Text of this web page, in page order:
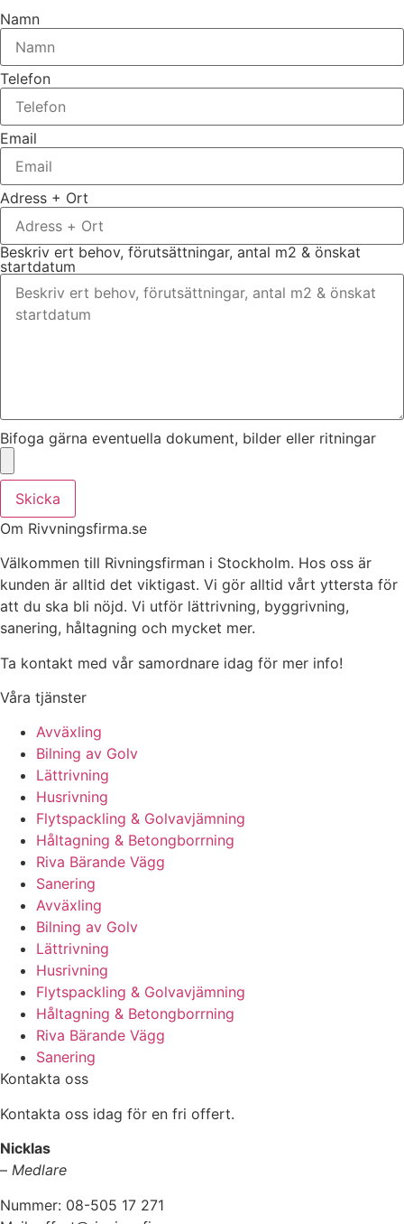
Namn
Telefon
Email
Adress + Ort
Beskriv ert behov, förutsättningar, antal m2 & önskat
startdatum
Bifoga gärna eventuella dokument, bilder eller ritningar
Skicka
Om Rivvningsfirma.se
Välkommen till Rivningsfirman i Stockholm. Hos oss är
kunden är alltid det viktigast. Vi gör alltid vårt yttersta för
att du ska bli nöjd. Vi utför lättrivning, byggrivning,
sanering, håltagning och mycket mer.
Ta kontakt med vår samordnare idag för mer info!
Våra tjänster
Avväxling
Bilning av Golv
Lättrivning
Husrivning
Flytspackling & Golvavjämning
Håltagning & Betongborrning
Riva Bärande Vägg
Sanering
Avväxling
Bilning av Golv
Lättrivning
Husrivning
Flytspackling & Golvavjämning
Håltagning & Betongborrning
Riva Bärande Vägg
Sanering
Kontakta oss
Kontakta oss idag för en fri offert.
Nicklas
– Medlare
Nummer: 08-505 17 271